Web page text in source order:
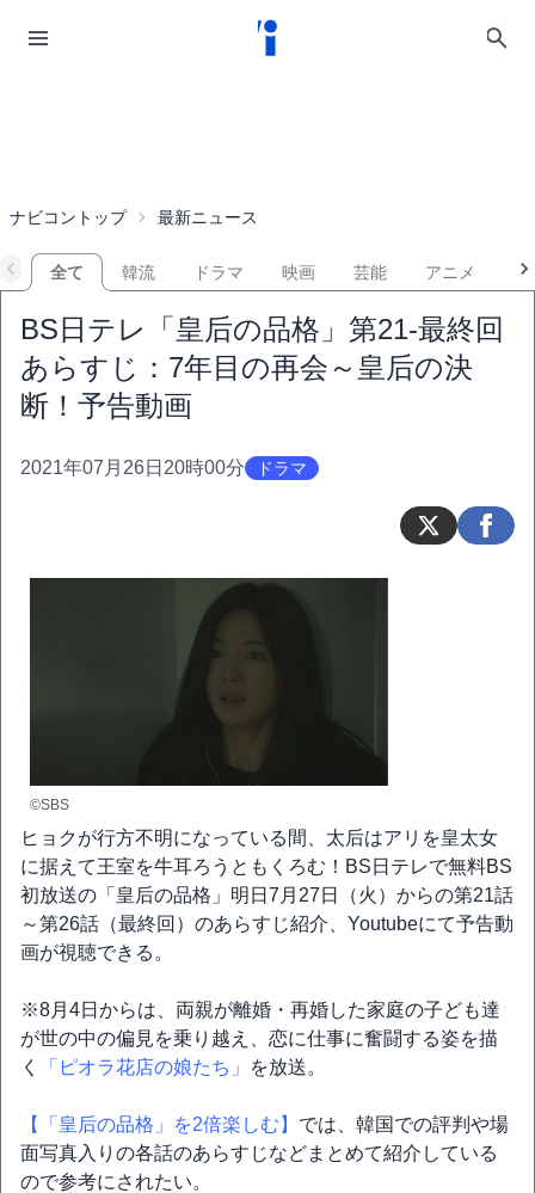
ナビコントップ 最新ニュース
全て 韓流 ドラマ 映画 芸能 アニメ
BS日テレ「皇后の品格」第21-最終回
あらすじ：7年目の再会～皇后の決
断！予告動画
2021年07月26日20時00分 ドラマ
©SBS
ヒョクが行方不明になっている間、太后はアリを皇太女
に据えて王室を牛耳ろうともくろむ！BS日テレで無料BS
初放送の「皇后の品格」明日7月27日（火）からの第21話
～第26話（最終回）のあらすじ紹介、Youtubeにて予告動
画が視聴できる。
※8月4日からは、両親が離婚・再婚した家庭の子ども達
が世の中の偏見を乗り越え、恋に仕事に奮闘する姿を描
く
「ピオラ花店の娘たち」 を放送。
【「皇后の品格」を2倍楽しむ】 では、韓国での評判や場
面写真入りの各話のあらすじなどまとめて紹介している
ので参考にされたい。